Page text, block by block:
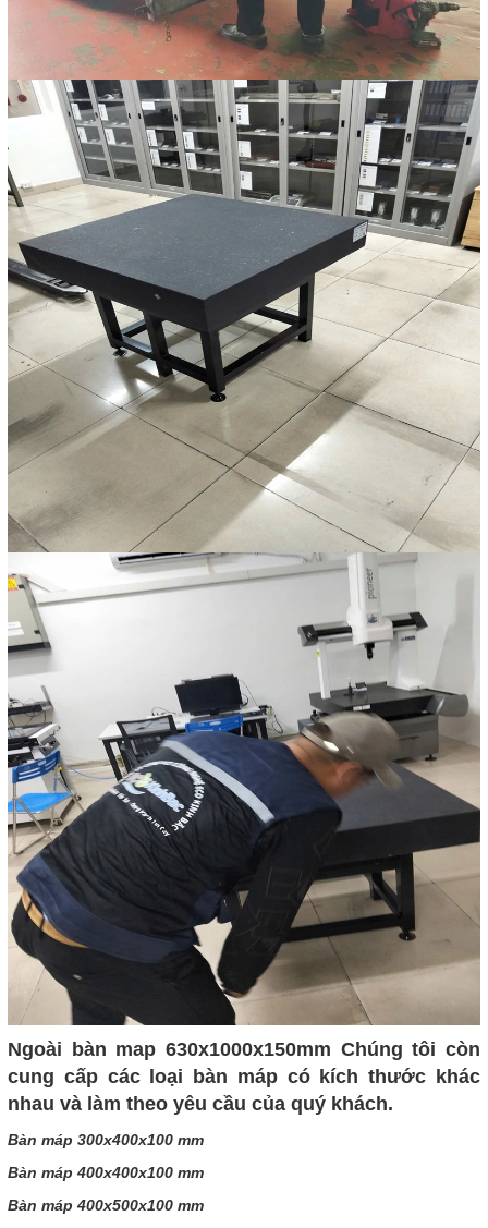
Ngoài bàn map 630x1000x150mm Chúng tôi còn
cung cấp các loại bàn máp có kích thước khác
nhau và làm theo yêu cầu của quý khách.
Bàn máp 300x400x100 mm
Bàn máp 400x400x100 mm
Bàn máp 400x500x100 mm